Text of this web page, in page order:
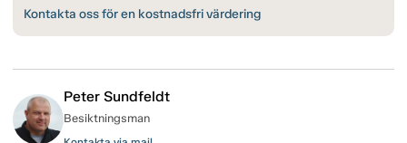
Kontakta oss för en kostnadsfri värdering
Peter Sundfeldt
Besiktningsman